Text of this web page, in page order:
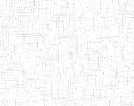
06/06/2014 ENIEG Privé
28/08/2009 ENIEG Privé
10/07/2001 ENIEG Privé